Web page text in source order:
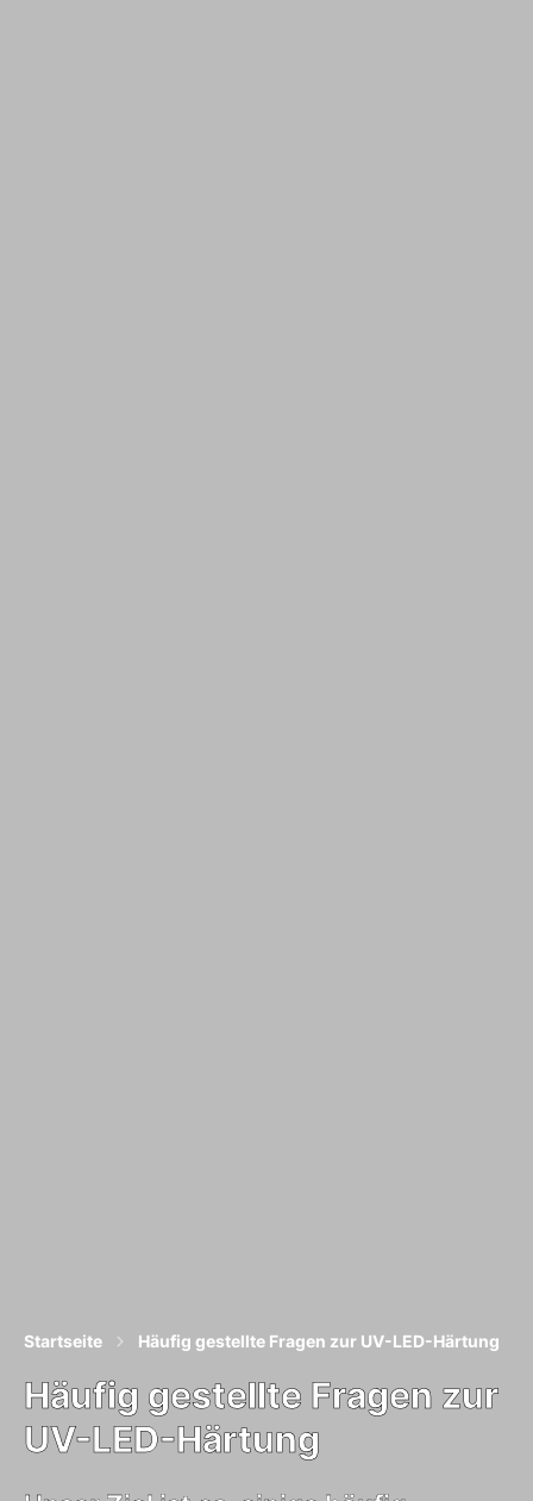
Startseite Häufig gestellte Fragen zur UV-LED-Härtung
Häufig gestellte Fragen zur
UV-LED-Härtung